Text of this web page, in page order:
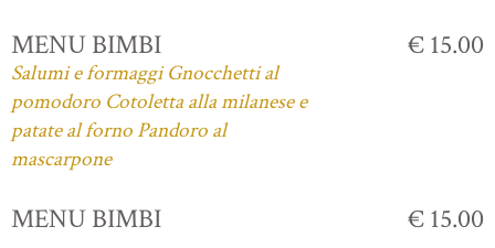
MENU BIMBI
Salumi e formaggi Gnocchetti al
pomodoro Cotoletta alla milanese e
patate al forno Pandoro al
mascarpone
€ 15.00
MENU BIMBI
€ 15.00